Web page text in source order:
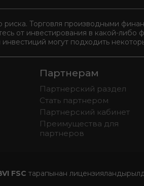
риска. Торговля производными
от инвестирования в какой-либо
могут подходить
Партнерам
Партнерский раздел
Стать партнером
Партнерский кабинет
Преимущества для
партнеров
FSC тарапынан